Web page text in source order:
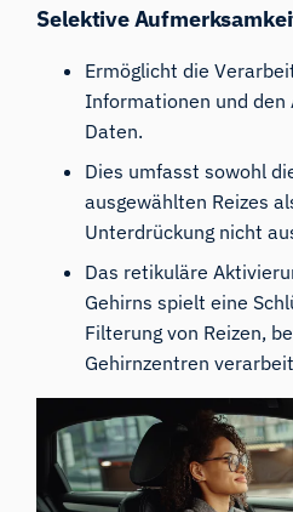
Selektive
Ermöglicht die
Informationen und
Daten.
Dies umfasst sowohl
ausgewählten Reizes
Unterdrückung nicht
Das retikuläre
Gehirns spielt eine
Filterung von Reizen,
Gehirnzentren